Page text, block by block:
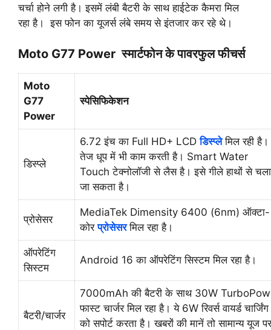
चर्चा होने लगी है। इसमें लंबी बैटरी के साथ हाईटेक कैमरा मिल
रहा है। इस फोन का यूजर्स लंबे समय से इंतजार कर रहे थे।
Moto G77 Power स्मार्टफोन के पावरफुल फीचर्स
Moto
G77
Power
स्पेसिफिकेशन
डिस्प्ले
6.72 इंच का Full HD+ LCDडिस्प्लेमिल रही
तेज धूप में भी काम करती है। Smart Water
Touch टेक्नोलॉजी से लैस है। इसे गीले हाथों से
जा सकता है।
प्रोसेसर
MediaTek Dimensity 6400 (6nm) ऑक्टा-
कोरप्रोसेसरमिल रहा है।
ऑपरेटिंग
सिस्टम
Android 16 का ऑपरेटिंग सिस्टम मिल रहा है।
बैटरी/चार्जर
7000mAh की बैटरी के साथ 30W
फास्ट चार्जर मिल रहा है। ये 6W रिवर्स वायर्ड चार्जिंग
को सपोर्ट करता है। खबरों की मानें तो सामान्य यूज